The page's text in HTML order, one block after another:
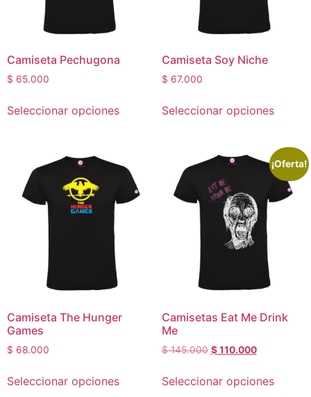
Camiseta Pechugona
$ 65.000
Seleccionar opciones
Camiseta Soy Niche
$ 67.000
Seleccionar opciones
Camiseta The Hunger
Games
$ 68.000
Seleccionar opciones
¡Oferta!
Camisetas Eat Me Drink
Me
$145.000 $110.000
Seleccionar opciones